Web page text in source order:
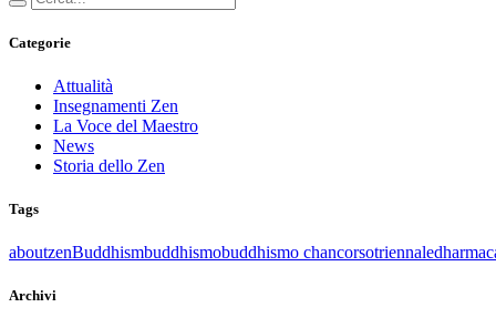
Categorie
Attualità
Insegnamenti Zen
La Voce del Maestro
News
Storia dello Zen
Tags
aboutzenBuddhismbuddhismobuddhismo chancorsotriennale
Archivi